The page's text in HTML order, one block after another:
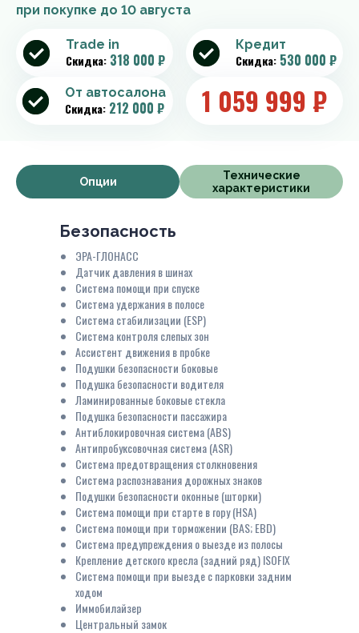
при покупке до 10 августа
Trade in
Скидка: 318 000 ₽
Кредит
Скидка: 530 000 ₽
От автосалона
Скидка: 212 000 ₽ 1 059 999₽
Опции
Технические
характеристики
Безопасность
ЭРА-ГЛОНАСС
Датчик давления в шинах
Система помощи при спуске
Система удержания в полосе
Система стабилизации (ESP)
Система контроля слепых зон
Ассистент движения в пробке
Подушки безопасности боковые
Подушка безопасности водителя
Ламинированные боковые стекла
Подушка безопасности пассажира
Антиблокировочная система (ABS)
Антипробуксовочная система (ASR)
Система предотвращения столкновения
Система распознавания дорожных знаков
Подушки безопасности оконные (шторки)
Система помощи при старте в гору (HSA)
Система помощи при торможении (BAS; EBD)
Система предупреждения о выезде из полосы
Крепление детского кресла (задний ряд) ISOFIX
Система помощи при выезде с парковки задним
ходом
Иммобилайзер
Центральный замок